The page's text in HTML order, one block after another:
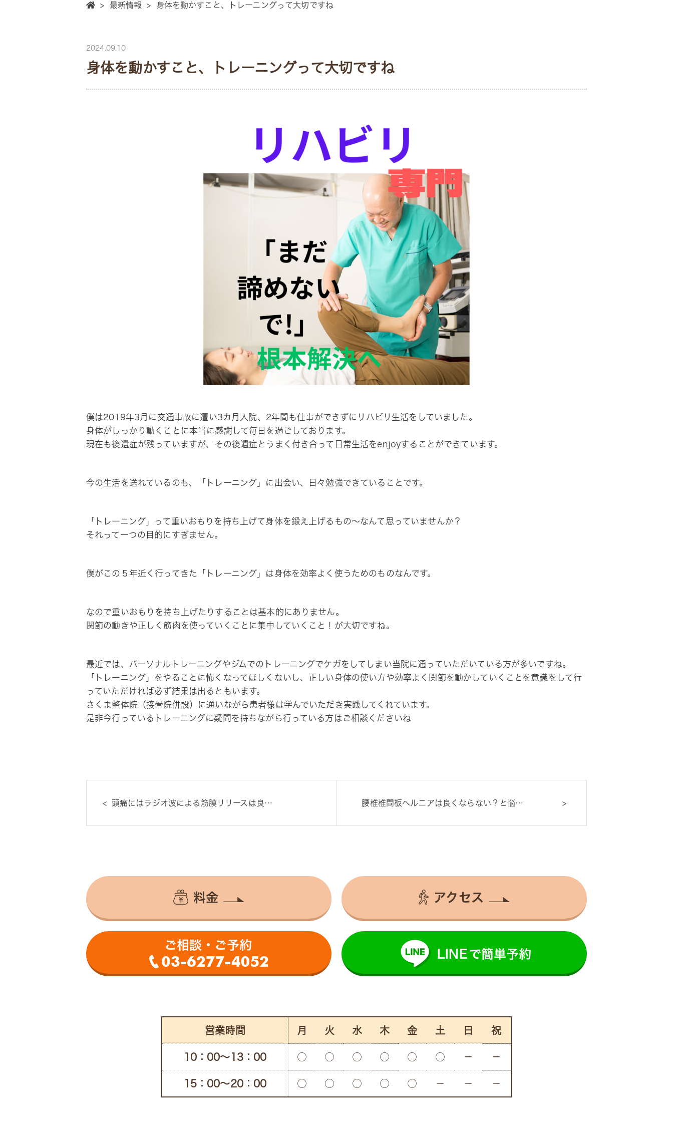
> 最新情報 > 身体を動かすこと、トレーニングって大切ですね
2024.09.10
身体を動かすこと、トレーニングって大切ですね
僕は2019年3月に交通事故に遭い3カ月入院、2年間も仕事ができずにリハビリ生活をしていました。
身体がしっかり動くことに本当に感謝して毎日を過ごしております。
現在も後遺症が残っていますが、その後遺症とうまく付き合って日常生活をenjoyすることができています。
今の生活を送れているのも、「トレーニング」に出会い、日々勉強できていることです。
「トレーニング」って重いおもりを持ち上げて身体を鍛え上げるもの～なんて思っていませんか？
それって一つの目的にすぎません。
僕がこの５年近く行ってきた「トレーニング」は身体を効率よく使うためのものなんです。
なので重いおもりを持ち上げたりすることは基本的にありません。
関節の動きや正しく筋肉を使っていくことに集中していくこと！が大切ですね。
最近では、パーソナルトレーニングやジムでのトレーニングでケガをしてしまい当院に通っていただいている方が多いですね。
「トレーニング」をやることに怖くなってほしくないし、正しい身体の使い方や効率よく関節を動かしていくことを意識をして行
っていただければ必ず結果は出るともいます。
さくま整体院（接骨院併設）に通いながら患者様は学んでいただき実践してくれています。
是非今行っているトレーニングに疑問を持ちながら行っている方はご相談くださいね
頭痛にはラジオ波による筋膜リリースは良… 腰椎椎間板ヘルニアは良くならない？と悩…
料金 アクセス
営業時間 月 火 水 木 金 土 日 祝
10：00〜13：00 ○ ○ ○ ○ ○ ○ － －
15：00〜20：00 ○ ○ ○ ○ ○ － － －